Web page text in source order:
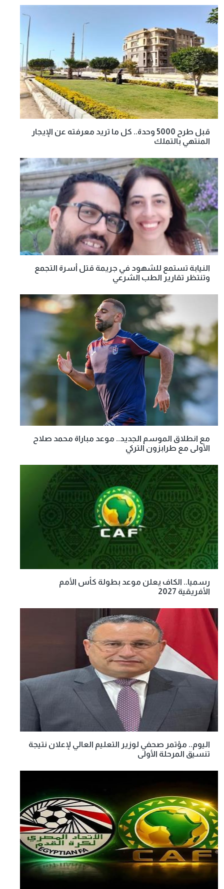
قبل طرح 5000 وحدة.. كل ما تريد معرفته عن الإيجار
المنتهي بالتملك
النيابة تستمع للشهود في جريمة قتل أسرة التجمع
وتنتظر تقارير الطب الشرعي
مع انطلاق الموسم الجديد.. موعد مباراة محمد صلاح
الأولى مع طرابزون التركي
رسميا.. الكاف يعلن موعد بطولة كأس الأمم
الأفريقية 2027
اليوم.. مؤتمر صحفي لوزير التعليم العالي لإعلان نتيجة
تنسيق المرحلة الأولى